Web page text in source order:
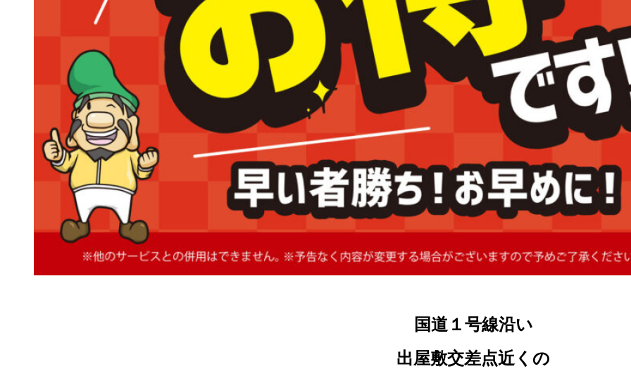
国道１号線沿い
出屋敷交差点近くの